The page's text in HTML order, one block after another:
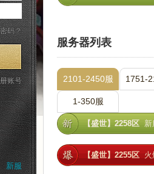
新服
服务器列表
2101-2450服 1751-
1-350服
【盛世】2258区 新
【盛世】2255区